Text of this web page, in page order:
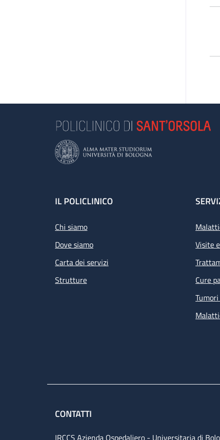
Footer
IL POLICLINICO
Chi siamo
Dove siamo
Carta dei servizi
Strutture
Visite
Cure
CONTATTI
IRCCS Azienda Ospedaliero - Universitaria di